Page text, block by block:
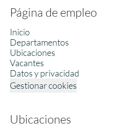
Página de empleo
Inicio
Departamentos
Ubicaciones
Vacantes
Datos y privacidad
Gestionar cookies
Ubicaciones